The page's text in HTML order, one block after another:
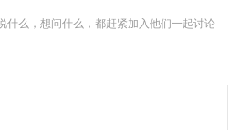
什么，想问什么，都赶紧加入他们一起讨论